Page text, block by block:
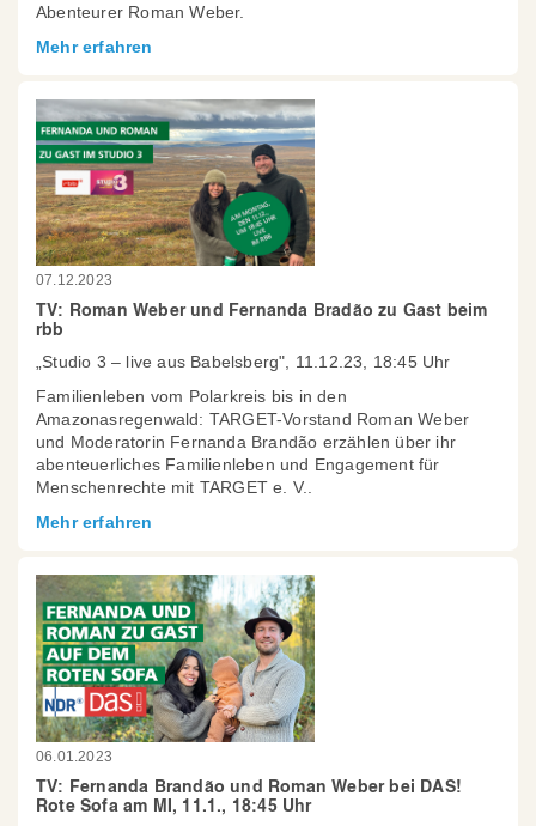
Abenteurer Roman Weber.
Mehr erfahren
07.12.2023
TV: Roman Weber und Fernanda Bradão zu Gast beim
rbb
„Studio 3 – live aus Babelsberg", 11.12.23, 18:45 Uhr
Familienleben vom Polarkreis bis in den
Amazonasregenwald: TARGET-Vorstand Roman Weber
und Moderatorin Fernanda Brandão erzählen über ihr
abenteuerliches Familienleben und Engagement für
Menschenrechte mit TARGET e. V..
Mehr erfahren
06.01.2023
TV: Fernanda Brandão und Roman Weber bei DAS!
Rote Sofa am MI, 11.1., 18:45 Uhr